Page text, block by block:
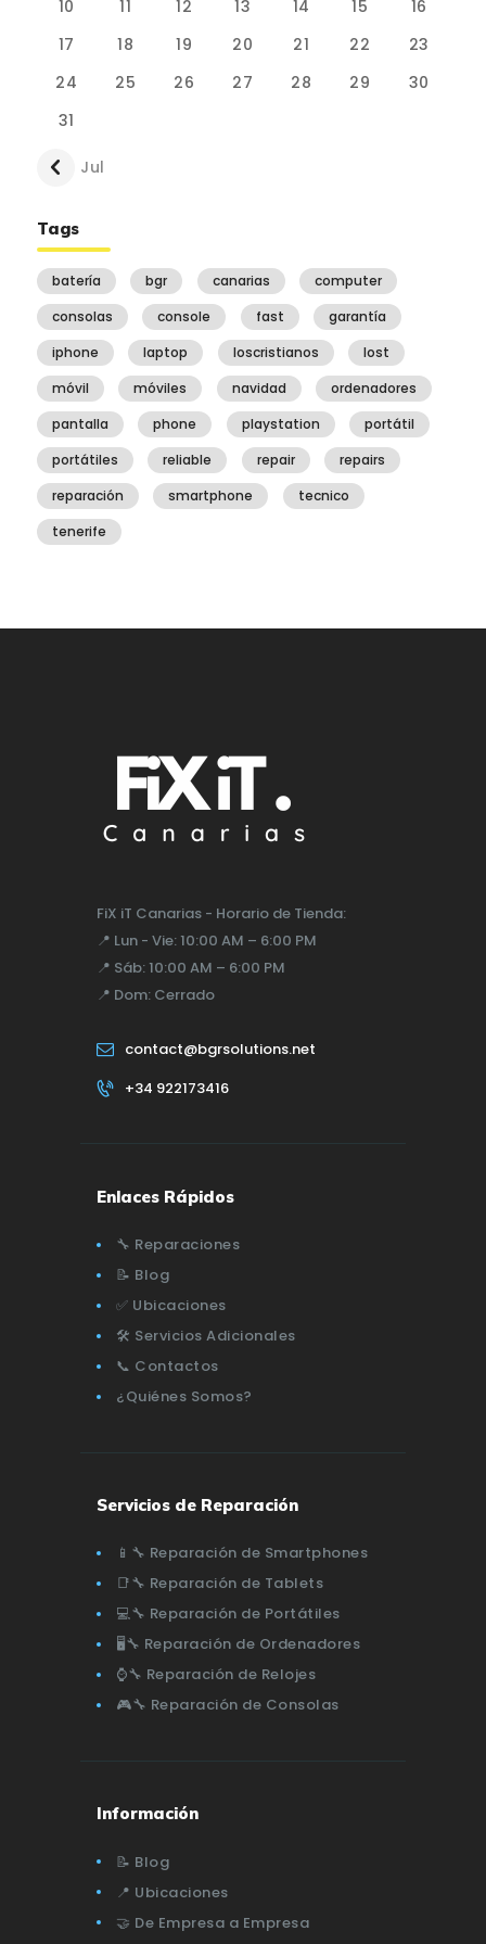
10
11 12 13 14 15
16
17
18 19 20 21 22
23
24
25 26 27 28 29
30
31
« Jul
Tags
batería bgr canarias
computer
consolas
console fast
garantía
iphone
laptop loscristianos
lost
móvil
móviles navidad
ordenadores
pantalla
phone playstation
portátil
portátiles
reliable repair
repairs
reparación
smartphone
tecnico
tenerife
FiX iT Canarias - Horario de Tienda:
📍 Lun - Vie: 10:00 AM – 6:00 PM
📍 Sáb: 10:00 AM – 6:00 PM
📍 Dom: Cerrado
contact@bgrsolutions.net
+34 922173416
Enlaces Rápidos
🔧 Reparaciones
📝 Blog
✅ Ubicaciones
🛠️ Servicios Adicionales
📞 Contactos
¿Quiénes Somos?
Servicios de Reparación
📱🔧 Reparación de Smartphones
📑🔧 Reparación de Tablets
💻🔧 Reparación de Portátiles
🖥️🔧 Reparación de Ordenadores
⌚🔧 Reparación de Relojes
🎮🔧 Reparación de Consolas
Información
📝 Blog
📍 Ubicaciones
🤝 De Empresa a Empresa